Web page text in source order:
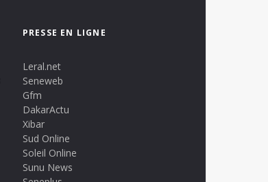
PRESSE EN LIGNE
Leral.net
Seneweb
Gfm
DakarActu
Xibar
Sud Online
Soleil Online
Sunu News